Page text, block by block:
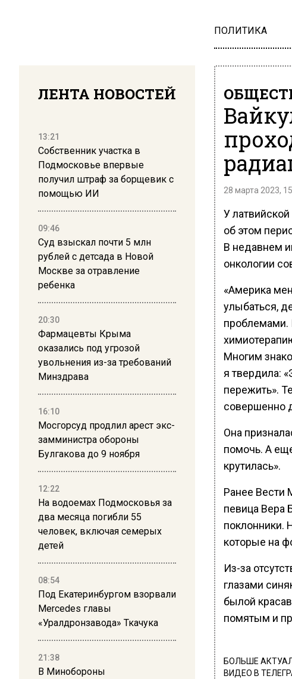
ПОЛИТИКА
ЛЕНТА НОВОСТЕЙ
13:21
Собственник участка в
Подмосковье впервые
получил штраф за борщевик с
помощью ИИ
09:46
Суд взыскал почти 5 млн
рублей с детсада в Новой
Москве за отравление
ребенка
20:30
Фармацевты Крыма
оказались под угрозой
увольнения из-за требований
Минздрава
16:10
Мосгорсуд продлил арест экс-
замминистра обороны
Булгакова до 9 ноября
12:22
На водоемах Подмосковья за
два месяца погибли 55
человек, включая семерых
детей
08:54
Под Екатеринбургом взорвали
Mercedes главы
«Уралдронзавода» Ткачука
21:38
В Минобороны
28 марта 2023,
У
об этом
В недавнем
онкологии
«Америка
улыбаться,
проблемами.
Многим
я твердила:
пережить».
совершенно
Она
помочь. А
крутилась».
Ранее Вести
певица Вера
поклонники.
которые на
Из-за
глазами
былой
помятым и
БОЛЬШЕ
ВИДЕО В